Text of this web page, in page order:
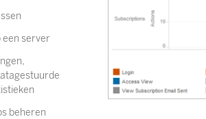
een server
beheren